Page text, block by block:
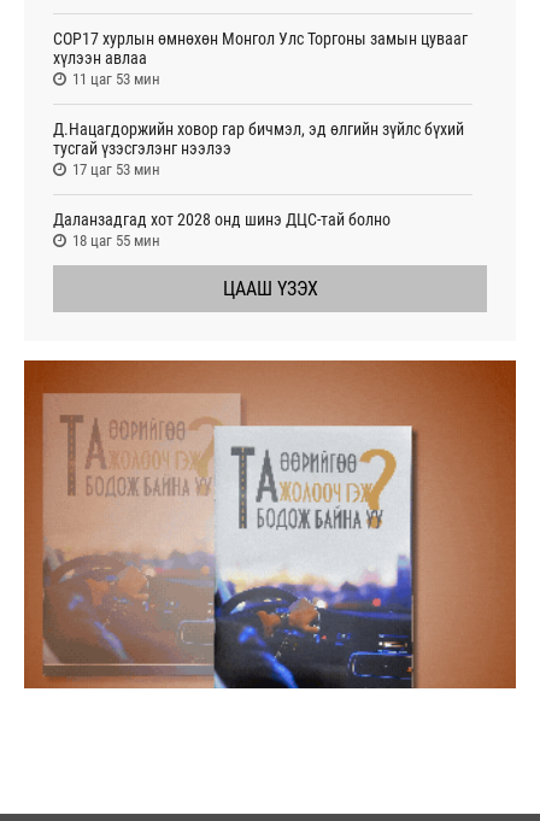
COP17 хурлын өмнөхөн Монгол Улс Торгоны замын цувааг
хүлээн авлаа
11 цаг 53 мин
Д.Нацагдоржийн ховор гар бичмэл, эд өлгийн зүйлс бүхий
тусгай үзэсгэлэнг нээлээ
17 цаг 53 мин
Даланзадгад хот 2028 онд шинэ ДЦС-тай болно
18 цаг 55 мин
ЦААШ ҮЗЭХ